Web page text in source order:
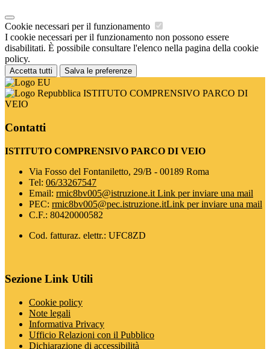
Cookie necessari per il funzionamento
I cookie necessari per il funzionamento non possono essere
disabilitati. È possibile consultare l'elenco nella pagina della cookie
policy.
Accetta tutti Salva le preferenze
ISTITUTO COMPRENSIVO PARCO DI
VEIO
Contatti
ISTITUTO COMPRENSIVO PARCO DI VEIO
Via Fosso del Fontaniletto, 29/B - 00189 Roma
Tel: 06/33267547
Email: rmic8bv005@istruzione.it Link per inviare una mail
PEC: rmic8bv005@pec.istruzione.itLink per inviare una mail
C.F.: 80420000582
Cod. fatturaz. elettr.: UFC8ZD
Sezione Link Utili
Cookie policy
Note legali
Informativa Privacy
Ufficio Relazioni con il Pubblico
Dichiarazione di accessibilità